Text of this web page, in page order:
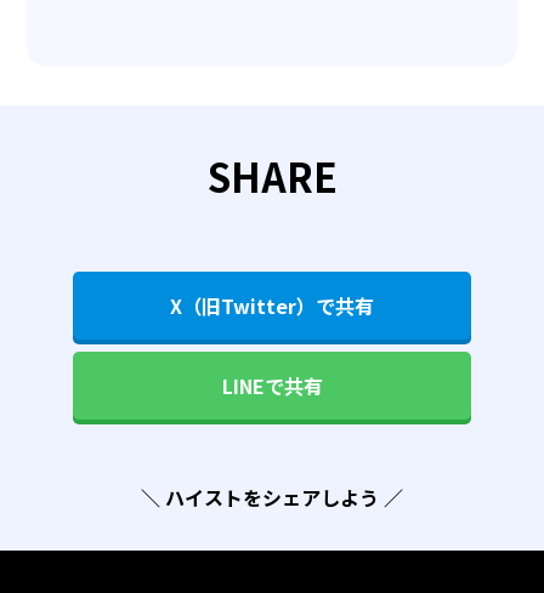
SHARE
X（旧Twitter）で共有
LINEで共有
＼ ハイストをシェアしよう ／